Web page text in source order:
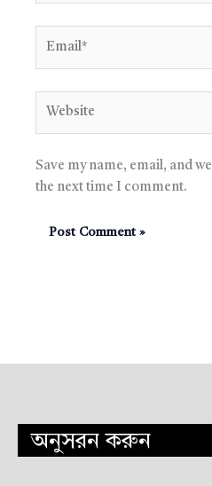
Save my name, email, and
the next time I comment.
অনুসরন করুন